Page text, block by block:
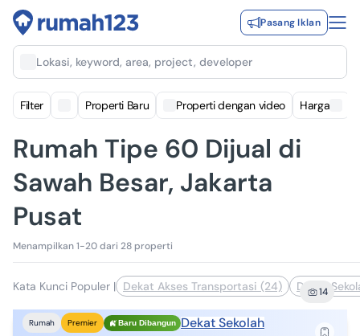
Pasang Iklan
Lokasi, keyword, area, project, developer
Filter Properti Baru Properti dengan video Harga
Rumah Tipe 60 Dijual di
Sawah Besar, Jakarta
Pusat
Menampilkan 1-20 dari 28 properti
Kata Kunci Populer | Dekat Akses Transportasi (24) Dekat
14
Rumah Premier Baru Dibangun Dekat Sekolah